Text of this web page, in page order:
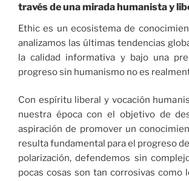
través de una mirada humanista y
Ethic es un ecosistema de
analizamos las últimas tendencias
la calidad informativa y bajo una
progreso sin humanismo no es
Con espíritu liberal y vocación
nuestra época con el objetivo de
aspiración de promover un
resulta fundamental para el progreso
polarización, defendemos sin
pocas cosas son tan corrosivas como